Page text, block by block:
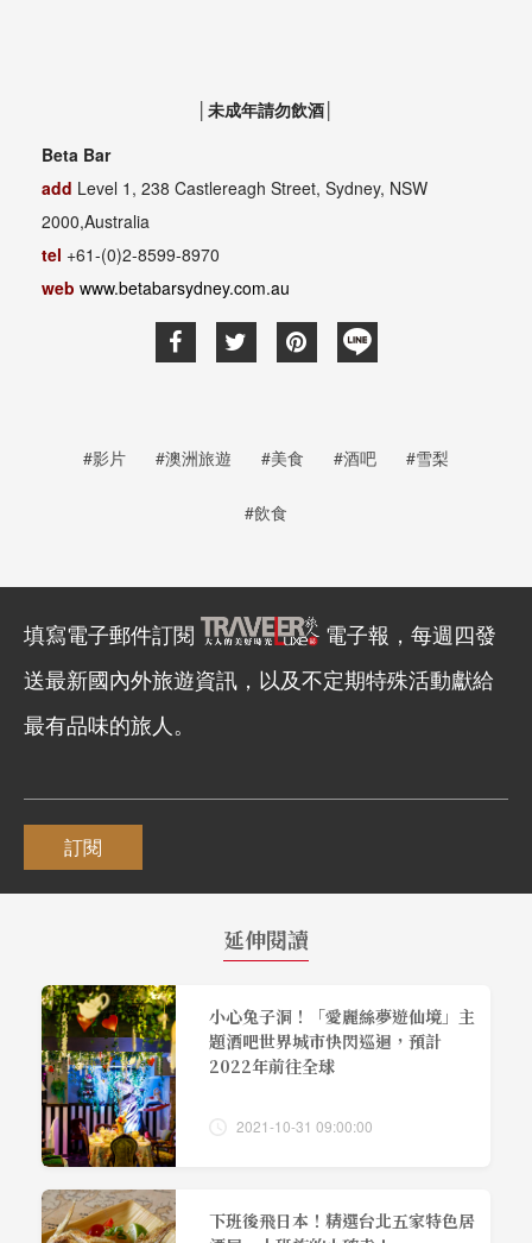
│未成年請勿飲酒│
Beta Bar
add Level 1, 238 Castlereagh Street, Sydney, NSW
2000,Australia
tel +61-(0)2-8599-8970
web www.betabarsydney.com.au
#影片 #澳洲旅遊 #美食 #酒吧 #雪梨
#飲食
填寫電子郵件訂閱
電子報，每週四發
送最新國內外旅遊資訊，以及不定期特殊活動獻給
最有品味的旅人。
訂閱
延伸閱讀
小心兔子洞！「愛麗絲夢遊仙境」主
題酒吧世界城市快閃巡迴，預計
2022年前往全球
2021-10-31 09:00:00
下班後飛日本！精選台北五家特色居